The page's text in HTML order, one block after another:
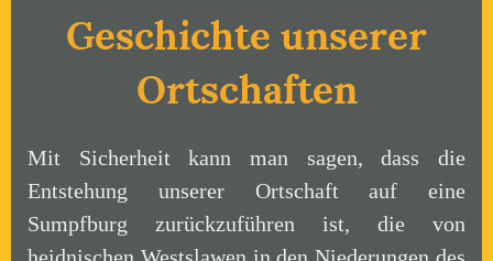
Geschichte unserer
Ortschaften
Mit Sicherheit kann man sagen, dass die
Entstehung unserer Ortschaft auf eine
Sumpfburg zurückzuführen ist, die von